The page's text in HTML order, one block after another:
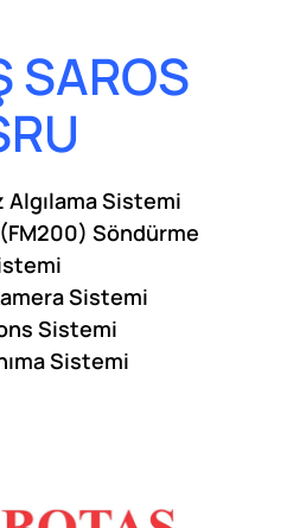
SAROS
Algılama Sistemi
Söndürme
Sistemi
Sistemi
Sistemi